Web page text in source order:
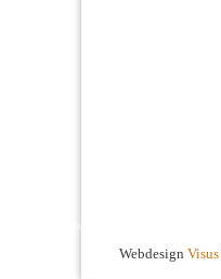
Webdesign Visus